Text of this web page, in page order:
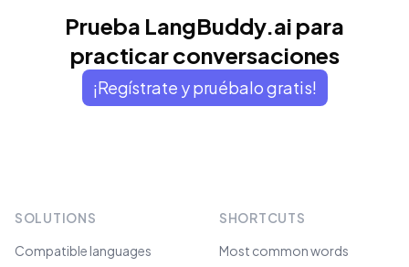
Prueba LangBuddy.ai para
practicar conversaciones
¡Regístrate y pruébalo gratis!
SOLUTIONS
Compatible languages
SHORTCUTS
Most common words